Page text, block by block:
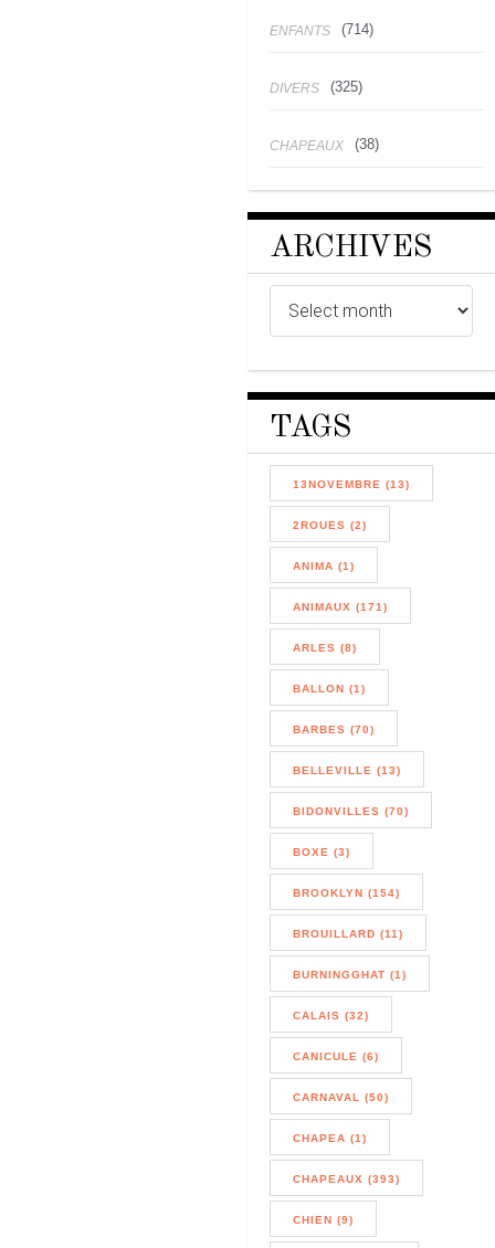
ENFANTS (714)
DIVERS (325)
CHAPEAUX (38)
ARCHIVES
TAGS
13NOVEMBRE (13)
2ROUES (2)
ANIMA (1)
ANIMAUX (171)
ARLES (8)
BALLON (1)
BARBES (70)
BELLEVILLE (13)
BIDONVILLES (70)
BOXE (3)
BROOKLYN (154)
BROUILLARD (11)
BURNINGGHAT (1)
CALAIS (32)
CANICULE (6)
CARNAVAL (50)
CHAPEA (1)
CHAPEAUX (393)
CHIEN (9)